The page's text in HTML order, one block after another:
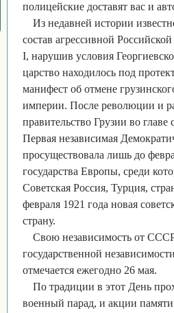
полицейские доставят вас и
Из недавней истории
состав агрессивной
I, нарушив условия
царство находилось под
манифест об отмене
империи. После революции и
правительство Грузии во
Первая независимая
просуществовала лишь до
государства Европы, среди
Советская Россия, Турция,
февраля 1921 года новая
страну.
Свою независимость от
государственной
отмечается ежегодно 26 мая.
По традиции в этот День
военный парад, и акции